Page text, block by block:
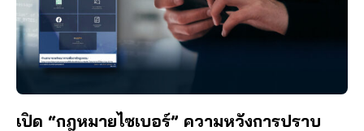
เปิด “กฎหมายไซเบอร์” ความหวังการปราบ